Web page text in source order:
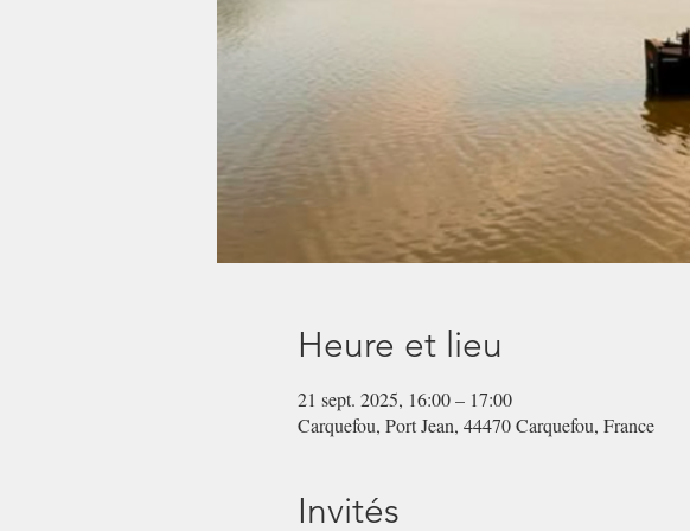
Heure et lieu
21 sept. 2025, 16:00 – 17:00
Carquefou, Port Jean, 44470 Carquefou, France
Invités